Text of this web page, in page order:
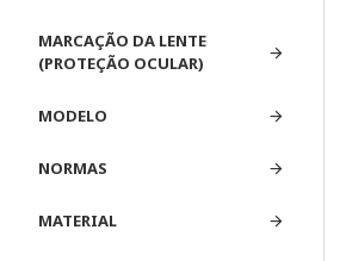
MARCAÇÃO DA LENTE
(PROTEÇÃO OCULAR)
MODELO
NORMAS
MATERIAL